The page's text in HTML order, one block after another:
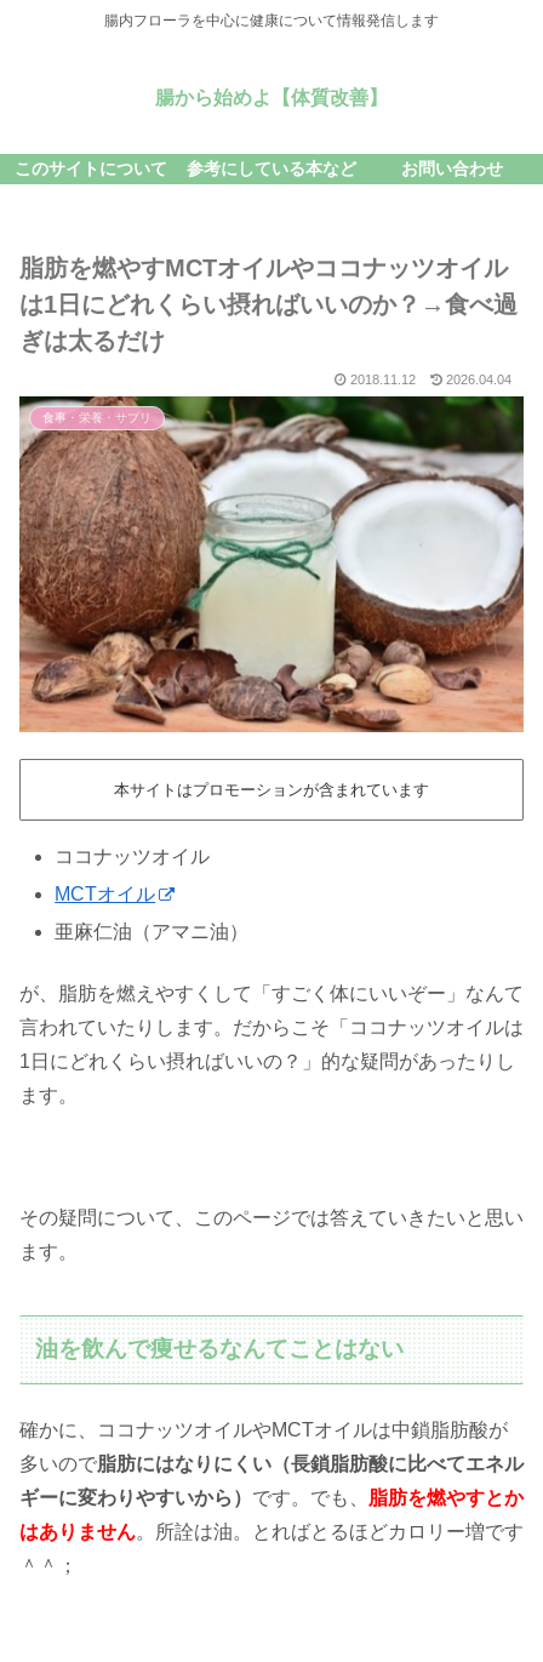
腸内フローラを中心に健康について情報発信します
腸から始めよ【体質改善】
このサイトについて 参考にしている本など お問い合わせ
脂肪を燃やすMCTオイルやココナッツオイル
は1日にどれくらい摂ればいいのか？→食べ過
ぎは太るだけ
2018.11.12 2026.04.04
食事・栄養・サプリ
本サイトはプロモーションが含まれています
ココナッツオイル
MCTオイル
亜麻仁油（アマニ油）
が、脂肪を燃えやすくして「すごく体にいいぞー」なんて
言われていたりします。だからこそ「ココナッツオイルは
1日にどれくらい摂ればいいの？」的な疑問があったりし
ます。
その疑問について、このページでは答えていきたいと思い
ます。
油を飲んで痩せるなんてことはない
確かに、ココナッツオイルやMCTオイルは中鎖脂肪酸が
多いので脂肪にはなりにくい（長鎖脂肪酸に比べてエネル
ギーに変わりやすいから） です。でも、 脂肪を燃やすとか
はありません。所詮は油。とればとるほどカロリー増です
＾＾；